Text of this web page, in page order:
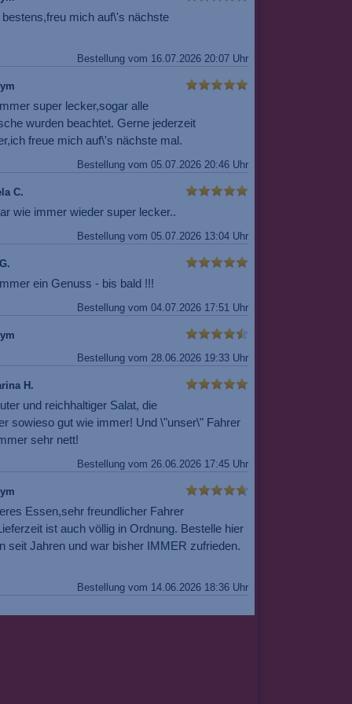
mich auf\'s nächste
Bestellung vom 16.07.2026 20:07 Uhr
super lecker,sogar alle
wurden beachtet. Gerne jederzeit
freue mich auf\'s nächste mal.
Bestellung vom 05.07.2026 20:46 Uhr
C.
wie immer wieder super lecker..
Bestellung vom 05.07.2026 13:04 Uhr
ein Genuss - bis bald !!!
Bestellung vom 04.07.2026 17:51 Uhr
Bestellung vom 28.06.2026 19:33 Uhr
H.
und reichhaltiger Salat, die
sowieso gut wie immer! Und \"unser\" Fahrer
sehr nett!
Bestellung vom 26.06.2026 17:45 Uhr
Essen,sehr freundlicher Fahrer
ist auch völlig in Ordnung. Bestelle hier
seit Jahren und war bisher IMMER zufrieden.
Bestellung vom 14.06.2026 18:36 Uhr